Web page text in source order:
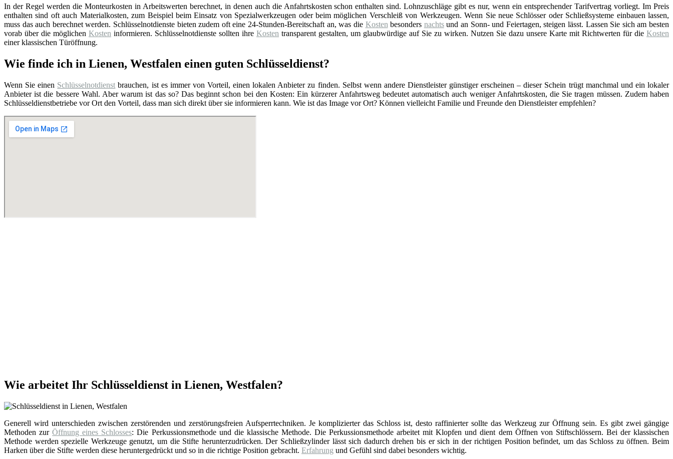
In der Regel werden die Monteurkosten in Arbeitswerten berechnet, in denen auch die Anfahrtskosten schon enthalten sind. Lohnzuschläge gibt es nur, wenn ein entsprechender Tarifvertrag vorliegt. Im Preis
enthalten sind oft auch Materialkosten, zum Beispiel beim Einsatz von Spezialwerkzeugen oder beim möglichen Verschleiß von Werkzeugen. Wenn Sie neue Schlösser oder Schließsysteme einbauen lassen,
muss das auch berechnet werden. Schlüsselnotdienste bieten zudem oft eine 24-Stunden-Bereitschaft an, was die Kostenbesonders nachtsund an Sonn- und Feiertagen, steigen lässt. Lassen Sie sich am besten
vorab über die möglichen Kosten informieren. Schlüsselnotdienste sollten ihre Kosten transparent gestalten, um glaubwürdige auf Sie zu wirken. Nutzen Sie dazu unsere Karte mit Richtwerten für die Kosten
einer klassischen Türöffnung.
Wie finde ich in Lienen, Westfalen einen guten Schlüsseldienst?
Wenn Sie einen Schlüsselnotdienst brauchen, ist es immer von Vorteil, einen lokalen Anbieter zu finden. Selbst wenn andere Dienstleister günstiger erscheinen – dieser Schein trügt manchmal und ein lokaler
Anbieter ist die bessere Wahl. Aber warum ist das so? Das beginnt schon bei den Kosten: Ein kürzerer Anfahrtsweg bedeutet automatisch auch weniger Anfahrtskosten, die Sie tragen müssen. Zudem haben
Schlüsseldienstbetriebe vor Ort den Vorteil, dass man sich direkt über sie informieren kann. Wie ist das Image vor Ort? Können vielleicht Familie und Freunde den Dienstleister empfehlen?
Wie arbeitet Ihr Schlüsseldienst in Lienen, Westfalen?
Generell wird unterschieden zwischen zerstörenden und zerstörungsfreien Aufsperrtechniken. Je komplizierter das Schloss ist, desto raffinierter sollte das Werkzeug zur Öffnung sein. Es gibt zwei gängige
Methoden zurÖffnung eines Schlosses: Die Perkussionsmethode und die klassische Methode. Die Perkussionsmethode arbeitet mit Klopfen und dient dem Öffnen von Stiftschlössern. Bei der klassischen
Methode werden spezielle Werkzeuge genutzt, um die Stifte herunterzudrücken. Der Schließzylinder lässt sich dadurch drehen bis er sich in der richtigen Position befindet, um das Schloss zu öffnen. Beim
Harken über die Stifte werden diese heruntergedrückt und so in die richtige Position gebracht. Erfahrung und Gefühl sind dabei besonders wichtig.